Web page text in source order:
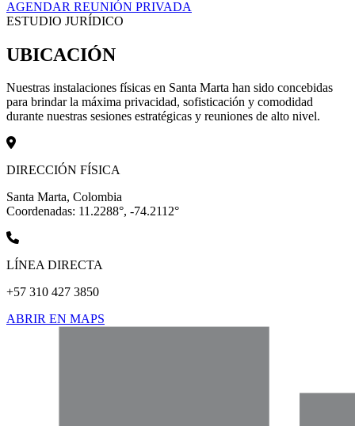
AGENDAR REUNIÓN PRIVADA
ESTUDIO JURÍDICO
UBICACIÓN
Nuestras instalaciones físicas en Santa Marta han sido concebidas
para brindar la máxima privacidad, sofisticación y comodidad
durante nuestras sesiones estratégicas y reuniones de alto nivel.
DIRECCIÓN FÍSICA
Santa Marta, Colombia
Coordenadas: 11.2288°, -74.2112°
LÍNEA DIRECTA
+57 310 427 3850
ABRIR EN MAPS